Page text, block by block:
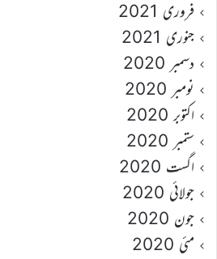
فروری 2021
جنوری 2021
دسمبر 2020
نومبر 2020
اکتوبر 2020
ستمبر 2020
اگست 2020
جولائی 2020
جون 2020
مئی 2020